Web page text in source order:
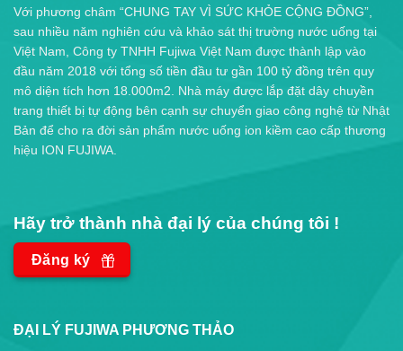
Với phương châm “CHUNG TAY VÌ SỨC KHỎE CỘNG ĐỒNG”,
sau nhiều năm nghiên cứu và khảo sát thị trường nước uống tại
Việt Nam, Công ty TNHH Fujiwa Việt Nam được thành lập vào
đầu năm 2018 với tổng số tiền đầu tư gần 100 tỷ đồng trên quy
mô diện tích hơn 18.000m2. Nhà máy được lắp đặt dây chuyền
trang thiết bị tự động bên cạnh sự chuyển giao công nghệ từ Nhật
Bản để cho ra đời sản phẩm nước uống ion kiềm cao cấp thương
hiệu ION FUJIWA.
Hãy trở thành nhà đại lý của chúng tôi !
Đăng ký
ĐẠI LÝ FUJIWA PHƯƠNG THẢO